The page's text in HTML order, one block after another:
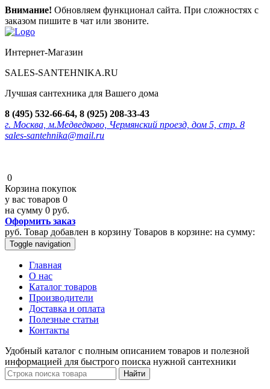
Внимание! Обновляем функционал сайта. При сложностях с
заказом пишите в чат или звоните.
Интернет-Магазин
SALES-SANTEHNIKA.RU
Лучшая сантехника для Вашего дома
8 (495) 532-66-64, 8 (925) 208-33-43
г. Москва, м.Медведково, Чермянский проезд, дом 5, стр. 8
sales-santehnika@mail.ru
0
Корзина покупок
у вас товаров 0
на сумму 0 руб.
Оформить заказ
руб. Товар добавлен в корзину Товаров в корзине: на сумму:
Toggle navigation
Главная
О нас
Каталог товаров
Производители
Доставка и оплата
Полезные статьи
Контакты
Удобный каталог с полным описанием товаров и полезной
информацией для быстрого поиска нужной сантехники